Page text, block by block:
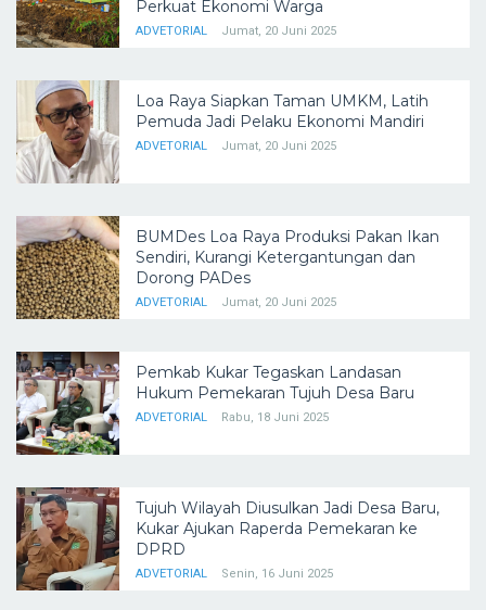
Perkuat Ekonomi Warga
ADVETORIAL Jumat, 20 Juni 2025
Loa Raya Siapkan Taman UMKM, Latih
Pemuda Jadi Pelaku Ekonomi Mandiri
ADVETORIAL Jumat, 20 Juni 2025
BUMDes Loa Raya Produksi Pakan Ikan
Sendiri, Kurangi Ketergantungan dan
Dorong PADes
ADVETORIAL Jumat, 20 Juni 2025
Pemkab Kukar Tegaskan Landasan
Hukum Pemekaran Tujuh Desa Baru
ADVETORIAL Rabu, 18 Juni 2025
Tujuh Wilayah Diusulkan Jadi Desa Baru,
Kukar Ajukan Raperda Pemekaran ke
DPRD
ADVETORIAL Senin, 16 Juni 2025